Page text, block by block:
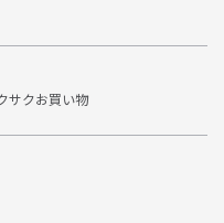
サクお買い物